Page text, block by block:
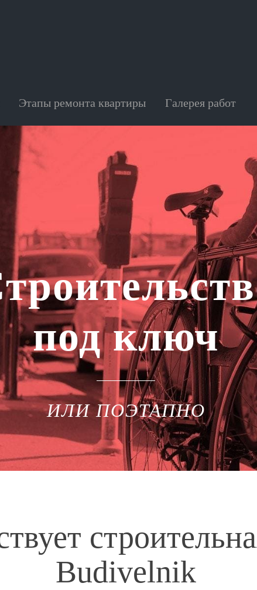
Этапы ремонта квартиры Галерея работ
под ключ
ИЛИ ПОЭТАПНО
Budivelnik